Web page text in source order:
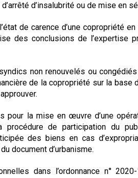
d’insalubrité ou de mise en
de carence d’une copropriété
des conclusions de l’expertise
non renouvelés ou
de la copropriété sur la base
pour la mise en œuvre d’une
procédure de participation du
des biens en cas
document d’urbanisme.
dans l’ordonnance n°